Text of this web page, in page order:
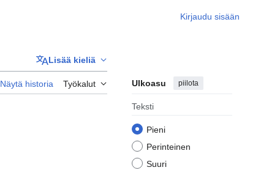
Kirjaudu sisään
Lisää kieliä
Näytä historia Työkalut Ulkoasu piilota
Teksti
Pieni
Perinteinen
Suuri